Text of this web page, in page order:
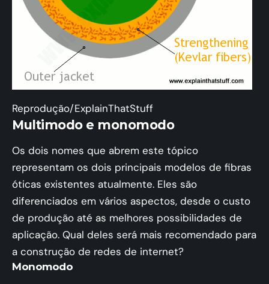
Reprodução/ExplainThatStuff
Multimodo e monomodo
Os dois nomes que abrem este tópico
representam os dois principais modelos de fibras
óticas existentes atualmente. Eles são
diferenciados em vários aspectos, desde o custo
de produção até as melhores possibilidades de
aplicação. Qual deles será mais recomendado para
a construção de redes de internet?
Monomodo